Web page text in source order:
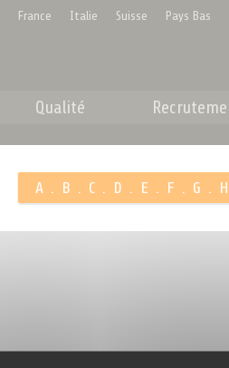
France Italie Suisse Pays Bas
Qualité
A . B . C . D . E . F . G . H
.